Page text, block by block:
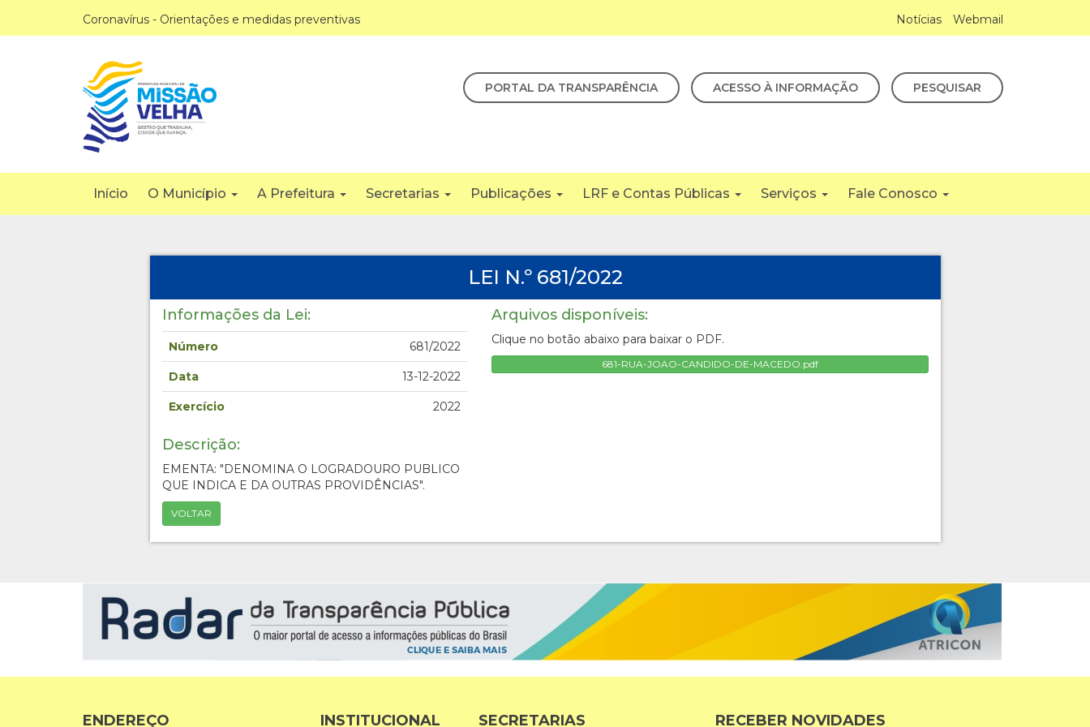
Coronavírus - Orientações e medidas preventivas Notícias Webmail
PORTAL DA TRANSPARÊNCIA ACESSO À INFORMAÇÃO PESQUISAR
Início O Município A Prefeitura Secretarias Publicações LRF e Contas Públicas Serviços Fale Conosco
LEI N.º 681/2022
Informações da Lei:
Número 681/2022
Data 13-12-2022
Exercício 2022
Descrição:
EMENTA: "DENOMINA O LOGRADOURO PUBLICO
QUE INDICA E DA OUTRAS PROVIDÊNCIAS".
VOLTAR
Arquivos disponíveis:
Clique no botão abaixo para baixar o PDF.
681-RUA-JOAO-CANDIDO-DE-MACEDO.pdf
ENDEREÇO INSTITUCIONAL SECRETARIAS RECEBER NOVIDADES